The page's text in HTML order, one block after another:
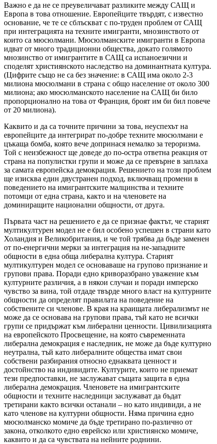
Важно е да не се преувеличават разликите между САЩ и
Европа в това отношение. Европейците твърдят, с известно
основание, че те се сблъскват с по-труден проблем от САЩ
при интеграцията на техните имигранти, мнозинството от
които са мюсюлмани. Мюсюлманските имигранти в Европа
идват от много традиционни общества, докато голямото
мнозинство от имигрантите в САЩ са испаноезични и
споделят християнското наследство на доминантната култура.
(Цифрите също не са без значение: в САЩ има около 2-3
милиона мюсюлмани в страна с общо население от около 300
милиона; ако мюсюлманското население на САЩ би било
пропорционално на това от Франция, броят им би бил повече
от 20 милиона).
Каквито и да са точните причини за това, неуспехът на
европейците да интегрират по-добре техните мюсюлмани е
цъкаща бомба, която вече допринася немалко за тероризма.
Той с неизбежност ще доведе до по-остра ответна реакция от
страна на популистки групи и може да се превърне в заплаха
за самата европейска демокрация. Решението на този проблем
ще изисква един двустранен подход, включващ промени в
поведението на имигрантските малцинства и техните
потомци от една страна, както и на членовете на
доминиращите национални общности, от друга.
Първата част на решението е да се признае фактът, че старият
мултикултурен модел не е бил особено успешен в страни като
Холандия и Великобритания, и че той трябва да бъде заменен
от по-енергични мерки за интеграция на не-западните
общности в една обща либерална култура. Старият
мултикултурен модел се основаваше на групово признание и
групови права. Поради едно криворазбрано уважение към
културните различия, а в някои случаи и поради имперско
чувство за вина, той отдаде твърде много власт на културните
общности да определят правилата на поведение на
собствените си членове. В края на краищата либерализмът не
може да се основава на групови права, тъй като не всички
групи се придържат към либерални ценности. Цивилизацията
на европейското Просвещение, на която съвременната
либерална демокрация е наследник, не може да бъде културно
неутрална, тъй като либералните общества имат свои
собствени разбирания относно еднаквата ценност и
достойнство на индивидите. Културите, които не приемат
тези предпоставки, не заслужават същата защита в една
либерална демокрация. Членовете на имигрантските
общности и техните наследници заслужават да бъдат
третирани както всички останали – но като индивиди, а не
като членове на културни общности. Няма причина едно
мюсюлманско момиче да бъде третирано по-различно от
закона, отколкото едно еврейско или християнско момиче,
каквито и да са чувствата на нейните роднини.